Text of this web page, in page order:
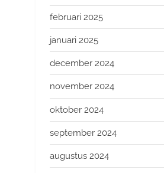
februari 2025
januari 2025
december 2024
november 2024
oktober 2024
september 2024
augustus 2024